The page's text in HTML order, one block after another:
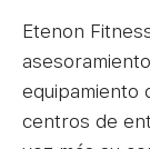
Etenon
equipamiento
centros de